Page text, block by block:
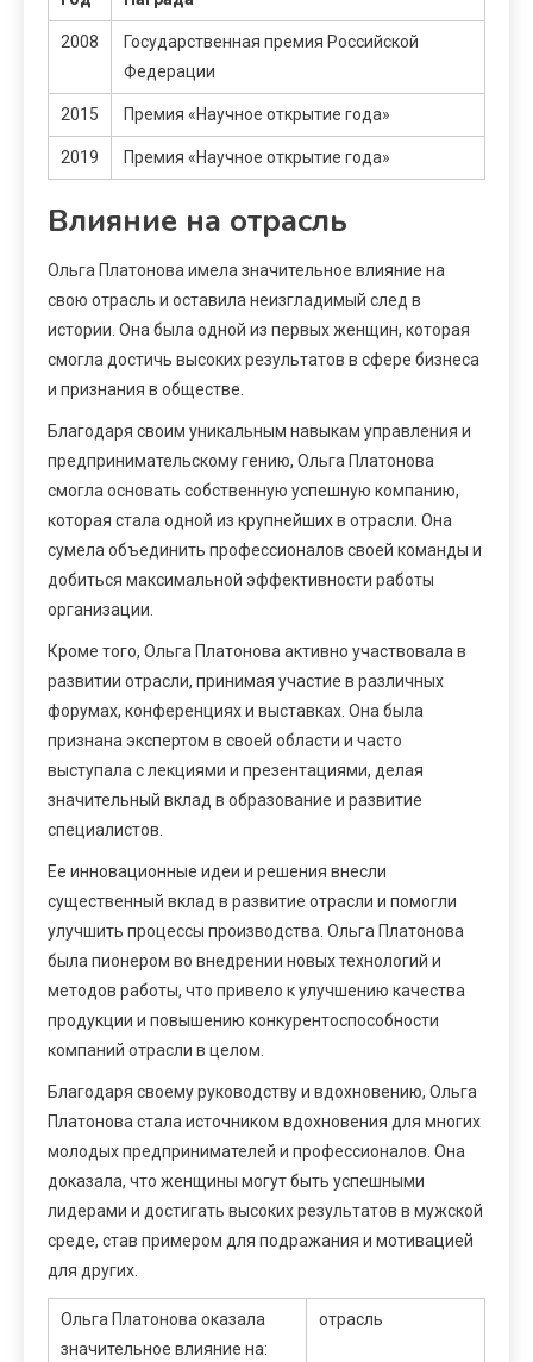
2008
Государственная премия Российской
Федерации
2015 Премия «Научное открытие года»
2019 Премия «Научное открытие года»
Влияние на отрасль
Ольга Платонова имела значительное влияние на
свою отрасль и оставила неизгладимый след в
истории. Она была одной из первых женщин, которая
смогла достичь высоких результатов в сфере бизнеса
и признания в обществе.
Благодаря своим уникальным навыкам управления и
предпринимательскому гению, Ольга Платонова
смогла основать собственную успешную компанию,
которая стала одной из крупнейших в отрасли. Она
сумела объединить профессионалов своей команды и
добиться максимальной эффективности работы
организации.
Кроме того, Ольга Платонова активно участвовала в
развитии отрасли, принимая участие в различных
форумах, конференциях и выставках. Она была
признана экспертом в своей области и часто
выступала с лекциями и презентациями, делая
значительный вклад в образование и развитие
специалистов.
Ее инновационные идеи и решения внесли
существенный вклад в развитие отрасли и помогли
улучшить процессы производства. Ольга Платонова
была пионером во внедрении новых технологий и
методов работы, что привело к улучшению качества
продукции и повышению конкурентоспособности
компаний отрасли в целом.
Благодаря своему руководству и вдохновению, Ольга
Платонова стала источником вдохновения для многих
молодых предпринимателей и профессионалов. Она
доказала, что женщины могут быть успешными
лидерами и достигать высоких результатов в мужской
среде, став примером для подражания и мотивацией
для других.
Ольга Платонова оказала
значительное влияние на:
отрасль